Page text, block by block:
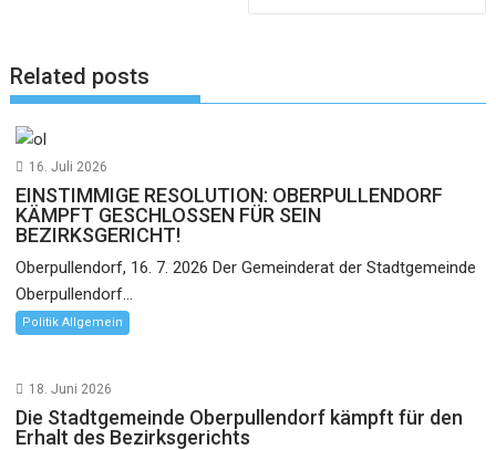
Related posts
16. Juli 2026
EINSTIMMIGE RESOLUTION: OBERPULLENDORF
KÄMPFT GESCHLOSSEN FÜR SEIN
BEZIRKSGERICHT!
Oberpullendorf, 16. 7. 2026 Der Gemeinderat der Stadtgemeinde
Oberpullendorf...
Politik Allgemein
18. Juni 2026
Die Stadtgemeinde Oberpullendorf kämpft für den
Erhalt des Bezirksgerichts